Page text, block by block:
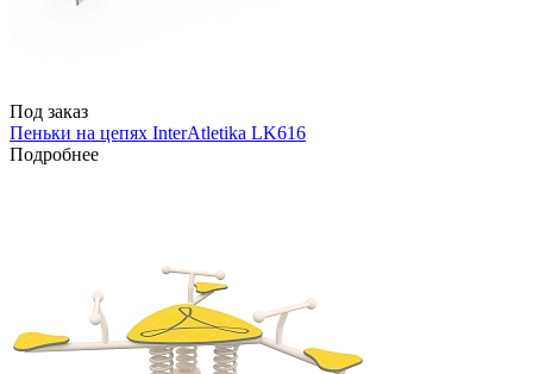
Под заказ
Пеньки на цепях InterAtletika LK616
Подробнее